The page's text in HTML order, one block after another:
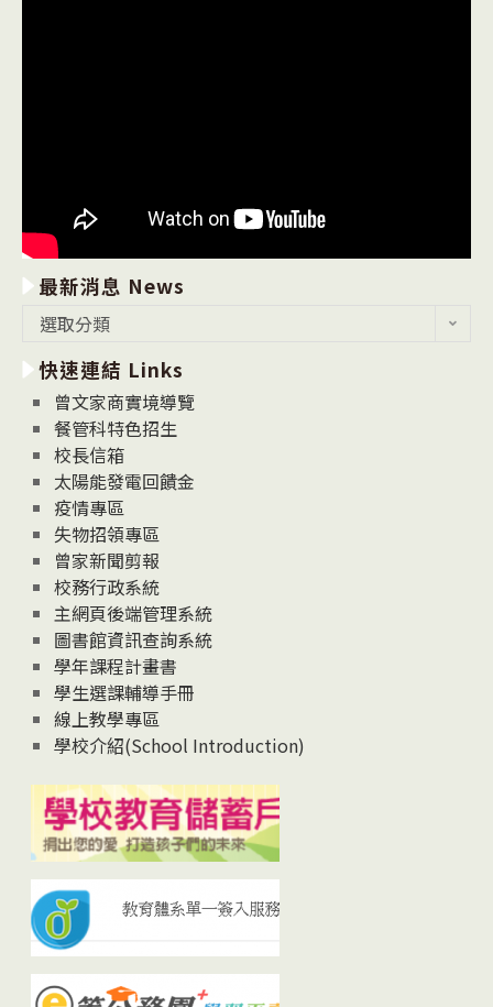
最新消息 News
消
息
News
選取分類
快速連結 Links
曾文家商實境導覽
餐管科特色招生
校長信箱
太陽能發電回饋金
疫情專區
失物招領專區
曾家新聞剪報
校務行政系統
主網頁後端管理系統
圖書館資訊查詢系統
學年課程計畫書
學生選課輔導手冊
線上教學專區
學校介紹(School Introduction)